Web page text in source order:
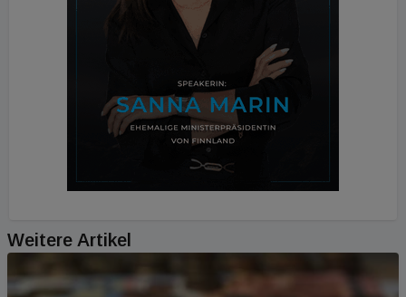
Weitere Artikel